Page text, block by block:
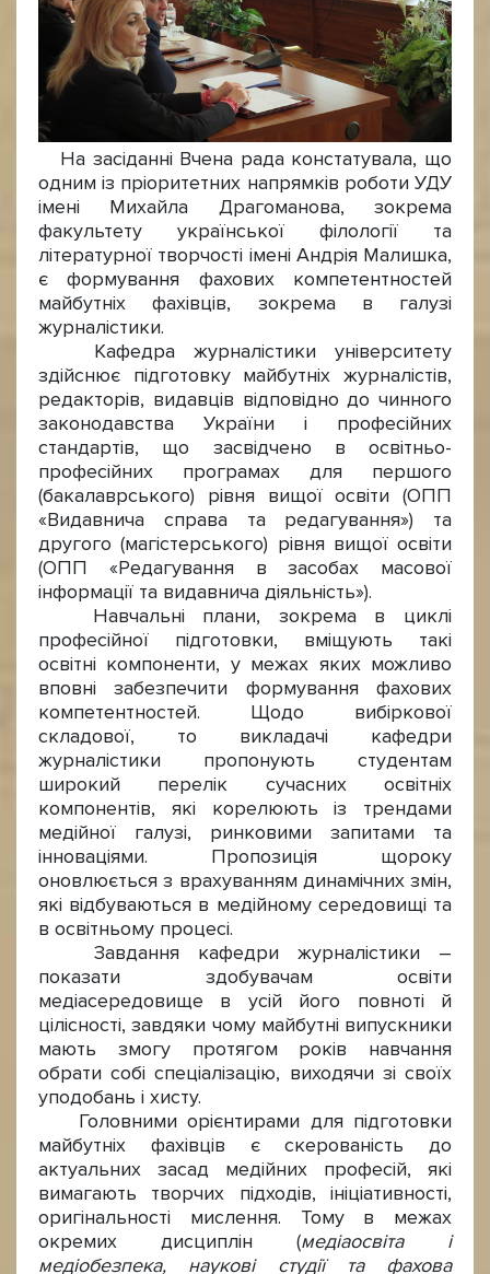
На засіданні Вчена рада констатувала, що
одним із пріоритетних напрямків роботи УДУ
імені Михайла Драгоманова, зокрема
факультету української філології та
літературної творчості імені Андрія Малишка,
є формування фахових компетентностей
майбутніх фахівців, зокрема в галузі
журналістики.
Кафедра журналістики університету
здійснює підготовку майбутніх журналістів,
редакторів, видавців відповідно до чинного
законодавства України і професійних
стандартів, що засвідчено в освітньо-
професійних програмах для першого
(бакалаврського) рівня вищої освіти (ОПП
«Видавнича справа та редагування») та
другого (магістерського) рівня вищої освіти
(ОПП «Редагування в засобах масової
інформації та видавнича діяльність»).
Навчальні плани, зокрема в циклі
професійної підготовки, вміщують такі
освітні компоненти, у межах яких можливо
вповні забезпечити формування фахових
компетентностей. Щодо вибіркової
складової, то викладачі кафедри
журналістики пропонують студентам
широкий перелік сучасних освітніх
компонентів, які корелюють із трендами
медійної галузі, ринковими запитами та
інноваціями. Пропозиція щороку
оновлюється з врахуванням динамічних змін,
які відбуваються в медійному середовищі та
в освітньому процесі.
Завдання кафедри журналістики –
показати здобувачам освіти
медіасередовище в усій його повноті й
цілісності, завдяки чому майбутні випускники
мають змогу протягом років навчання
обрати собі спеціалізацію, виходячи зі своїх
уподобань і хисту.
Головними орієнтирами для підготовки
майбутніх фахівців є скерованість до
актуальних засад медійних професій, які
вимагають творчих підходів, ініціативності,
оригінальності мислення. Тому в межах
окремих дисциплін (медіаосвіта і
медіобезпека, наукові студії та фахова